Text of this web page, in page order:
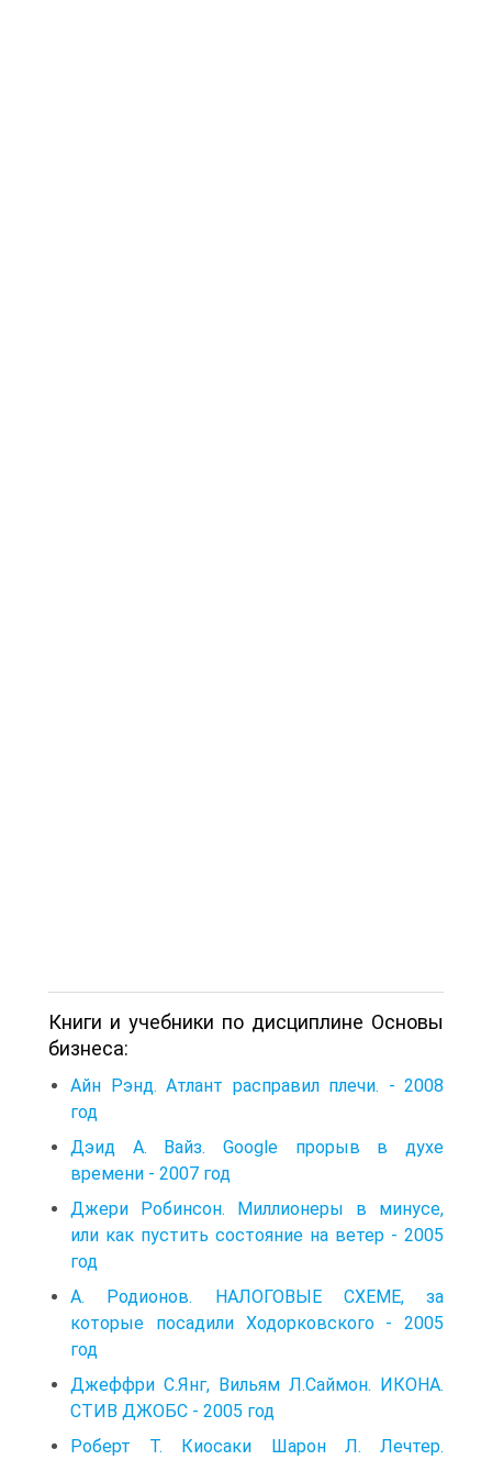
Книги и учебники по дисциплине Основы
бизнеса:
Айн Рэнд. Атлант расправил плечи. - 2008
год
Дэид А. Вайз. Google прорыв в духе
времени - 2007 год
Джери Робинсон. Миллионеры в минусе,
или как пустить состояние на ветер - 2005
год
А. Родионов. НАЛОГОВЫЕ СХЕМЕ, за
которые посадили Ходорковского - 2005
год
Джеффри С.Янг, Вильям Л.Саймон. ИКОНА.
СТИВ ДЖОБС - 2005 год
Роберт Т. Киосаки Шарон Л. Лечтер.